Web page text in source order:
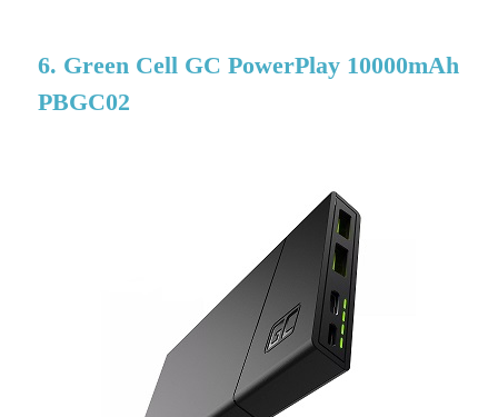
6. Green Cell GC PowerPlay 10000mAh
PBGC02